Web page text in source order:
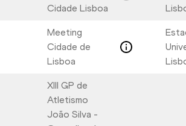
Cidade Lisboa
Meeting
Cidade de
Lisboa
XIII GP de
Atletismo
João Silva -